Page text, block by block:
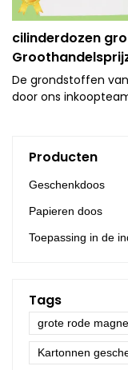
cilinderdozen
De grondstoffen
door ons
Producten
Geschenkdoos
Papieren doos
Toepassing in de
Tags
grote rode
Kartonnen